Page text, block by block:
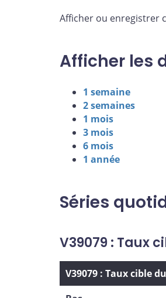
Afficher ou enregistrer
Afficher les
1 semaine
2 semaines
1 mois
3 mois
6 mois
1 année
Séries
V39079 : Taux
V39079 : Taux cible